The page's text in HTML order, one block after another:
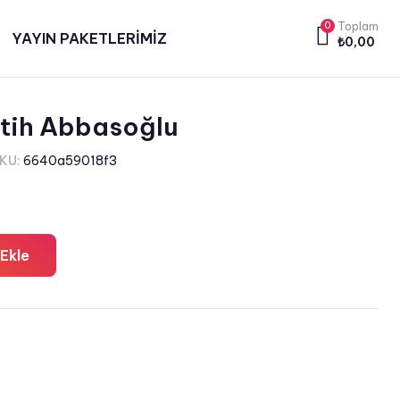
YAYIN PAKETLERİMİZ
0 Toplam
₺0,00
Abbasoğlu
6640a59018f3